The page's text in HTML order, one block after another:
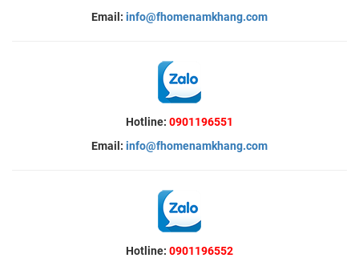
Email: info@fhomenamkhang.com
Hotline: 0901196551
Email: info@fhomenamkhang.com
Hotline: 0901196552